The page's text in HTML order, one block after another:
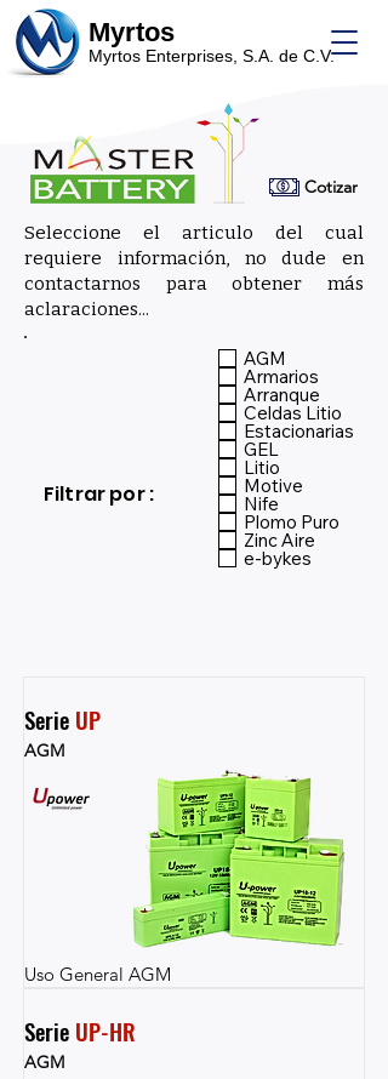
Myrtos
Myrtos Enterprises, S.A. de C.V.
Cotizar
Seleccione el articulo del cual
requiere información, no dude en
contactarnos para obtener más
aclaraciones...
Filtrar por :
AGM
Armarios
Arranque
Celdas Litio
Estacionarias
GEL
Litio
Motive
Nife
Plomo Puro
Zinc Aire
e-bykes
Serie UP
AGM
Uso General AGM
Serie UP-HR
AGM